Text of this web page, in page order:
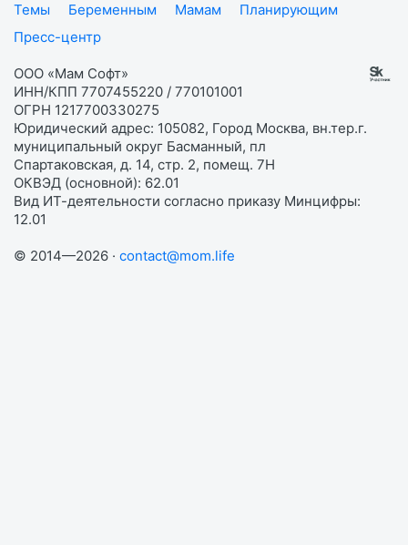
Темы
Беременным Мамам
Планирующим
Пресс-центр
ООО «Мам Софт»
ИНН/КПП 7707455220 / 770101001
ОГРН 1217700330275
Юридический адрес: 105082, Город Москва, вн.тер.г.
муниципальный округ Басманный, пл
Спартаковская, д. 14, стр. 2, помещ. 7Н
ОКВЭД (основной): 62.01
Вид ИТ-деятельности согласно приказу Минцифры:
12.01
© 2014—2026 · contact@mom.life